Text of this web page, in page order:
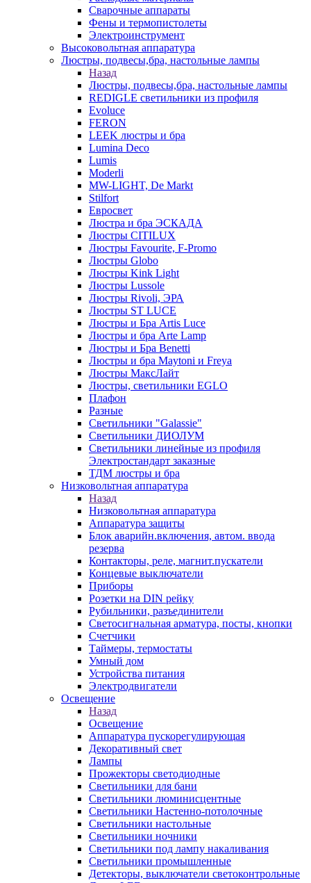
Сварочные аппараты
Фены и термопистолеты
Электроинструмент
Высоковольтная аппаратура
Люстры, подвесы,бра, настольные лампы
Назад
Люстры, подвесы,бра, настольные лампы
REDIGLE светильники из профиля
Evoluce
FERON
LEEK люстры и бра
Lumina Deco
Lumis
Moderli
MW-LIGHT, De Markt
Stilfort
Евросвет
Люстра и бра ЭСКАДА
Люстры CITILUX
Люстры Favourite, F-Promo
Люстры Globo
Люстры Kink Light
Люстры Lussole
Люстры Rivoli, ЭРА
Люстры ST LUCE
Люстры и Бра Artis Luce
Люстры и бра Arte Lamp
Люстры и Бра Benetti
Люстры и бра Maytoni и Freya
Люстры МаксЛайт
Люстры, светильники EGLO
Плафон
Разные
Светильники "Galassie"
Светильники ДИОЛУМ
Светильники линейные из профиля
Электростандарт заказные
ТДМ люстры и бра
Низковольтная аппаратура
Назад
Низковольтная аппаратура
Аппаратура защиты
Блок аварийн.включения, автом. ввода
резерва
Контакторы, реле, магнит.пускатели
Концевые выключатели
Приборы
Розетки на DIN рейку
Рубильники, разъединители
Светосигнальная арматура, посты, кнопки
Счетчики
Таймеры, термостаты
Умный дом
Устройства питания
Электродвигатели
Освещение
Назад
Освещение
Аппаратура пускорегулирующая
Декоративный свет
Лампы
Прожекторы светодиодные
Светильники для бани
Светильники люминисцентные
Светильники Настенно-потолочные
Светильники настольные
Светильники ночники
Светильники под лампу накаливания
Светильники промышленные
Детекторы, выключатели светоконтрольные